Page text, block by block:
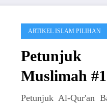
ARTIKEL ISLAM PILIHAN
Petunjuk
Muslimah #1
Petunjuk Al-Qur'an